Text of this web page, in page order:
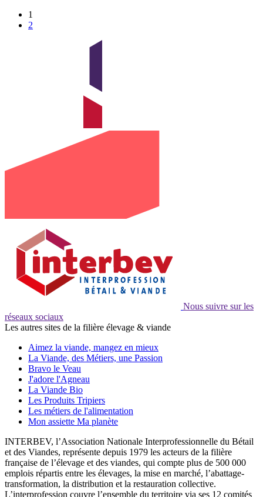
1
2
Nous suivre sur les
réseaux sociaux
Les autres sites de la filière élevage & viande
Aimez la viande, mangez en mieux
La Viande, des Métiers, une Passion
Bravo le Veau
J'adore l'Agneau
La Viande Bio
Les Produits Tripiers
Les métiers de l'alimentation
Mon assiette Ma planète
INTERBEV, l’Association Nationale Interprofessionnelle du Bétail
et des Viandes, représente depuis 1979 les acteurs de la filière
française de l’élevage et des viandes, qui compte plus de 500 000
emplois répartis entre les élevages, la mise en marché, l’abattage-
transformation, la distribution et la restauration collective.
L’interprofession couvre l’ensemble du territoire via ses 12 comités